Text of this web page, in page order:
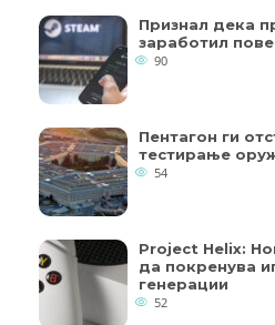
Признал дека
заработил
90
Пентагон ги
тестирање
54
Project Helix:
да покренува
генерации
52